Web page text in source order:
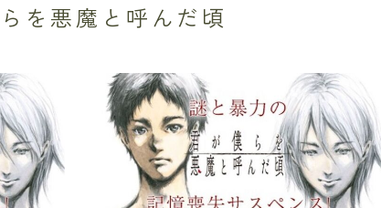
を悪魔と呼んだ頃